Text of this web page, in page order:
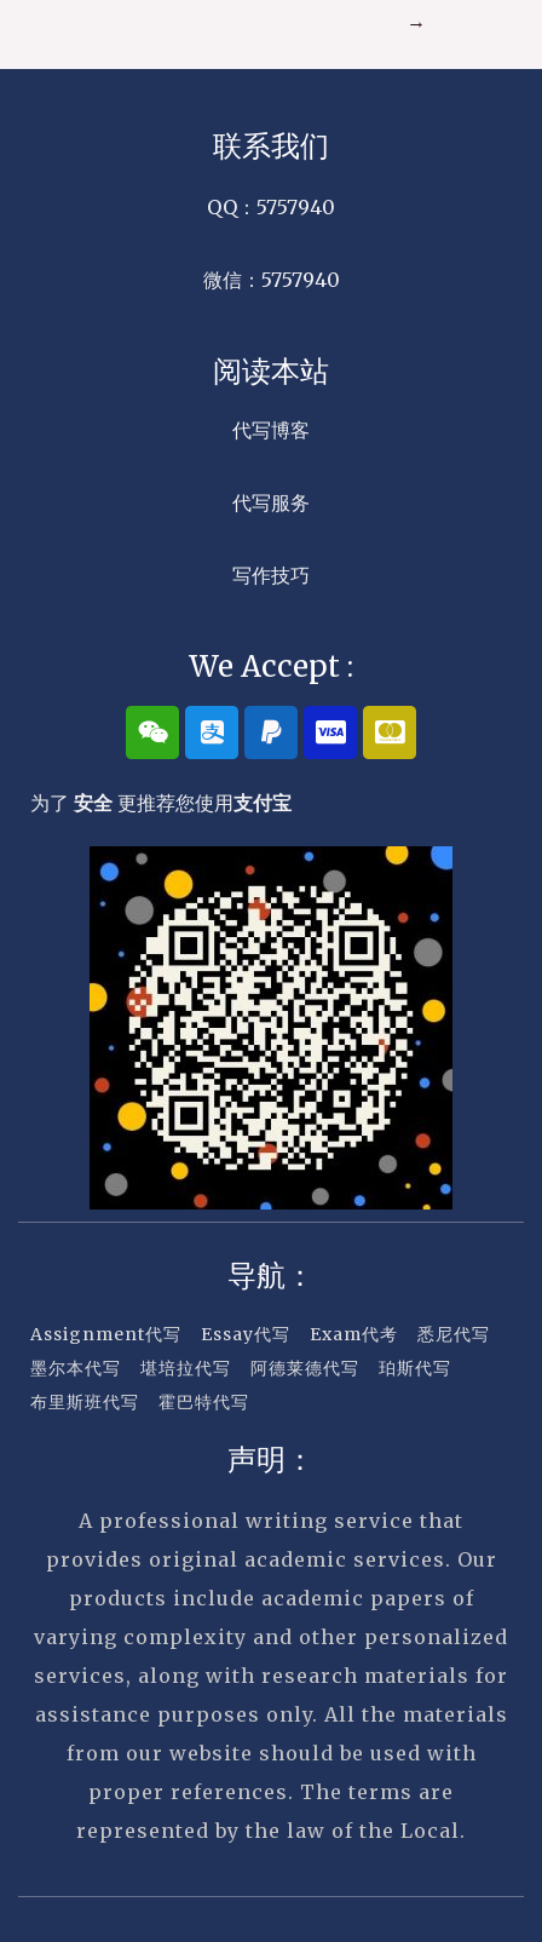
→
联系我们
QQ：5757940
微信：5757940
阅读本站
代写博客
代写服务
写作技巧
We Accept :
W
e
i
x
n
A
l
i
p
a
y
P
a
y
p
l
C
c
-
s
a
C
c
-
s
t
e
r
c
a
r
d
为了 安全 更推荐您使用支付宝
导航：
Assignment代写 Essay代写 Exam代考
悉尼代写
墨尔本代写
堪培拉代写 阿德莱德代写
珀斯代写
布里斯班代写
霍巴特代写
声明：
A professional writing service that
provides original academic services. Our
products include academic papers of
varying complexity and other personalized
services, along with research materials for
assistance purposes only. All the materials
from our website should be used with
proper references. The terms are
represented by the law of the Local.